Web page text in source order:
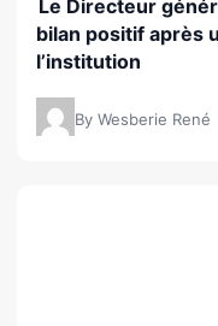
Le Directeur
bilan positif après
l’institution
By Wesberie René